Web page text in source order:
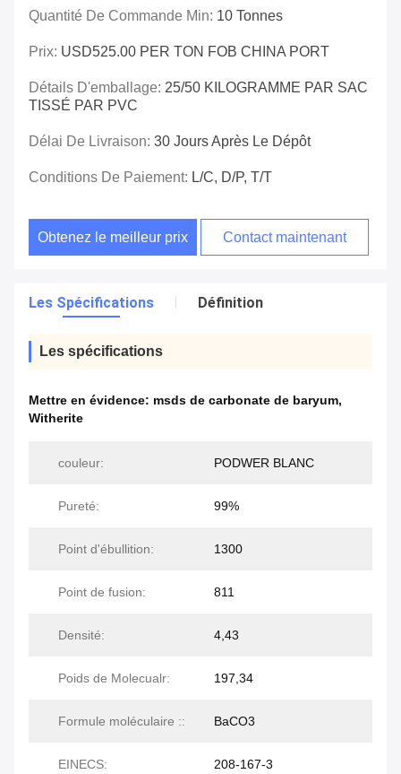
Quantité De Commande Min: 10 Tonnes
Prix: USD525.00 PER TON FOB CHINA PORT
Détails D'emballage: 25/50 KILOGRAMME PAR SAC
TISSÉ PAR PVC
Délai De Livraison: 30 Jours Après Le Dépôt
Conditions De Paiement: L/C, D/P, T/T
Obtenez le meilleur prix Contact maintenant
Les Spécifications Définition
Les spécifications
Mettre en évidence: msds de carbonate de baryum,
Witherite
couleur: PODWER BLANC
Pureté: 99%
Point d'ébullition: 1300
Point de fusion: 811
Densité: 4,43
Poids de Molecualr: 197,34
Formule moléculaire :: BaCO3
EINECS: 208-167-3